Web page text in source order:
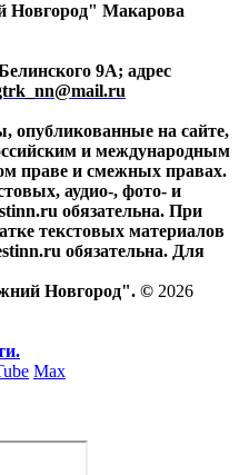
Новгород" Макарова
9А; адрес
опубликованные на сайте,
и международным
праве и смежных правах.
аудио-, фото- и
обязательна. При
текстовых материалов
обязательна. Для
Новгород". © 2026
Max